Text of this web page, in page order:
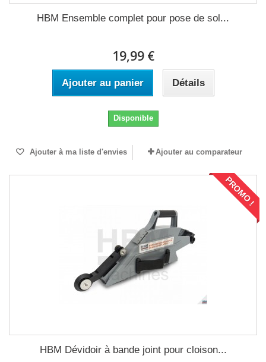
HBM Ensemble complet pour pose de sol...
19,99 €
Ajouter au panier Détails
Disponible
Ajouter à ma liste d'envies Ajouter au comparateur
PROMO !
HBM Dévidoir à bande joint pour cloison...